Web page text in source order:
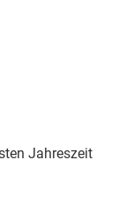
Jahreszeit